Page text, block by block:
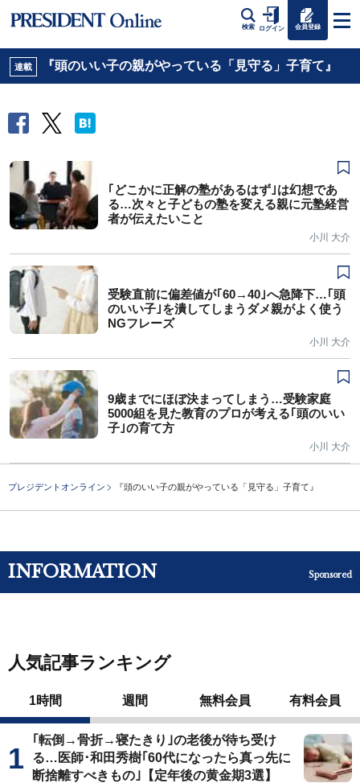
検索 ログイン 会員登録
連載 『頭のいい子の親がやっている「見守る」子育て』
｢どこかに正解の塾があるはず｣は幻想であ
る…次々と子どもの塾を変える親に元塾経営
者が伝えたいこと
小川 大介
受験直前に偏差値が｢60→40｣へ急降下…｢頭
のいい子｣を潰してしまうダメ親がよく使う
NGフレーズ
小川 大介
9歳までにほぼ決まってしまう…受験家庭
5000組を見た教育のプロが考える｢頭のいい
子｣の育て方
小川 大介
プレジデントオンライン 『頭のいい子の親がやっている「見守る」子育て』
INFORMATION Sponsored
人気記事ランキング
1時間 週間 無料会員 有料会員
｢転倒→骨折→寝たきり｣の老後が待ち受け
る…医師･和田秀樹｢60代になったら真っ先に
断捨離すべきもの｣【定年後の黄金期3選】